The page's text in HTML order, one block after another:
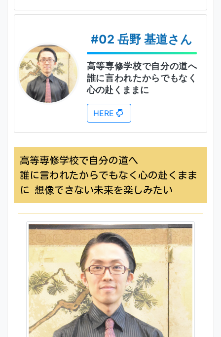
#02 岳野 基道さん
高等専修学校で自分の道へ
誰に言われたからでもなく
心の赴くままに
HERE
高等専修学校で自分の道へ
誰に言われたからでもなく心の赴くまま
に 想像できない未来を楽しみたい